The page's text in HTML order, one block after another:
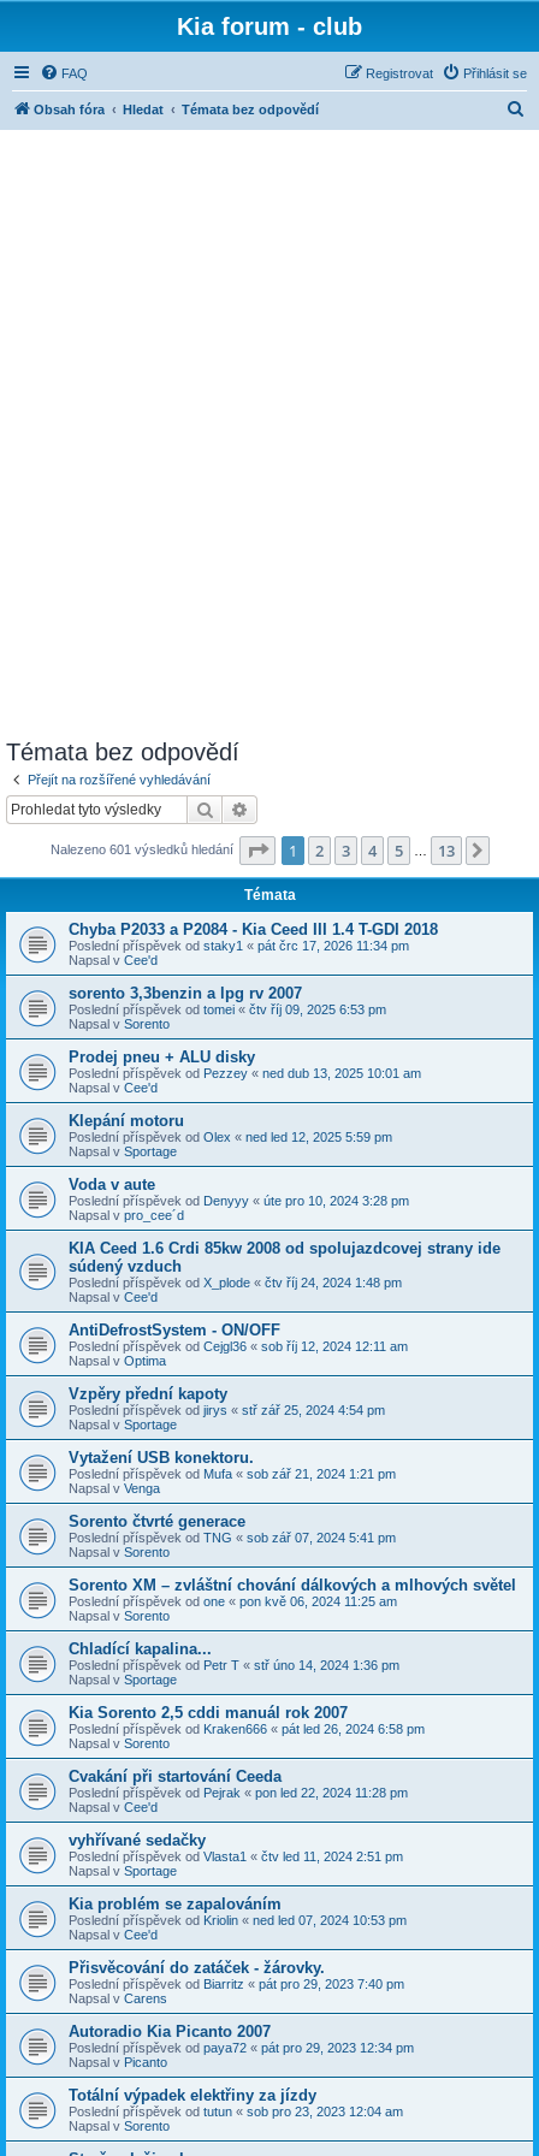
Kia forum - club
FAQ Přihlásit se
Registrovat
Obsah fóra Hledat Témata bez odpovědí
Témata bez odpovědí
Přejít na rozšířené vyhledávání
Hledat
Nalezeno 601 výsledků hledání Stránka z 13
1 2 3 4 5 13
Témata
Chyba P2033 a P2084 - Kia Ceed III 1.4 T-GDI 2018
Poslední příspěvek od staky1 « pát črc 17, 2026 11:34 pm
Napsal v Cee'd
sorento 3,3benzin a lpg rv 2007
Poslední příspěvek od tomei « čtv říj 09, 2025 6:53 pm
Napsal v Sorento
Prodej pneu + ALU disky
Poslední příspěvek od Pezzey « ned dub 13, 2025 10:01 am
Napsal v Cee'd
Klepání motoru
Poslední příspěvek od Olex « ned led 12, 2025 5:59 pm
Napsal v Sportage
Voda v aute
Poslední příspěvek od Denyyy « úte pro 10, 2024 3:28 pm
Napsal v pro_cee´d
KIA Ceed 1.6 Crdi 85kw 2008 od spolujazdcovej strany ide
súdený vzduch
Poslední příspěvek od X_plode « čtv říj 24, 2024 1:48 pm
Napsal v Cee'd
AntiDefrostSystem - ON/OFF
Poslední příspěvek od Cejgl36 « sob říj 12, 2024 12:11 am
Napsal v Optima
Vzpěry přední kapoty
Poslední příspěvek od jirys « stř zář 25, 2024 4:54 pm
Napsal v Sportage
Vytažení USB konektoru.
Poslední příspěvek od Mufa « sob zář 21, 2024 1:21 pm
Napsal v Venga
Sorento čtvrté generace
Poslední příspěvek od TNG « sob zář 07, 2024 5:41 pm
Napsal v Sorento
Sorento XM – zvláštní chování dálkových a mlhových světel
Poslední příspěvek od one « pon kvě 06, 2024 11:25 am
Napsal v Sorento
Chladící kapalina...
Poslední příspěvek od Petr T « stř úno 14, 2024 1:36 pm
Napsal v Sportage
Kia Sorento 2,5 cddi manuál rok 2007
Poslední příspěvek od Kraken666 « pát led 26, 2024 6:58 pm
Napsal v Sorento
Cvakání při startování Ceeda
Poslední příspěvek od Pejrak « pon led 22, 2024 11:28 pm
Napsal v Cee'd
vyhřívané sedačky
Poslední příspěvek od Vlasta1 « čtv led 11, 2024 2:51 pm
Napsal v Sportage
Kia problém se zapalováním
Poslední příspěvek od Kriolin « ned led 07, 2024 10:53 pm
Napsal v Cee'd
Přisvěcování do zatáček - žárovky.
Poslední příspěvek od Biarritz « pát pro 29, 2023 7:40 pm
Napsal v Carens
Autoradio Kia Picanto 2007
Poslední příspěvek od paya72 « pát pro 29, 2023 12:34 pm
Napsal v Picanto
Totální výpadek elektřiny za jízdy
Poslední příspěvek od tutun « sob pro 23, 2023 12:04 am
Napsal v Sorento